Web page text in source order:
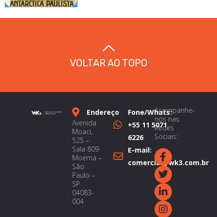
VOLTAR AO TOPO
Endereço
Avenida
Moaci,
525 –
Sala 809
Moema –
São
Paulo –
SP
04083-
004
Fone/Whats:
+55 11 5071
6226
E-mail:
comercial@wk3.com.br
Acompanhe-
nos nas
Redes
Sociais: